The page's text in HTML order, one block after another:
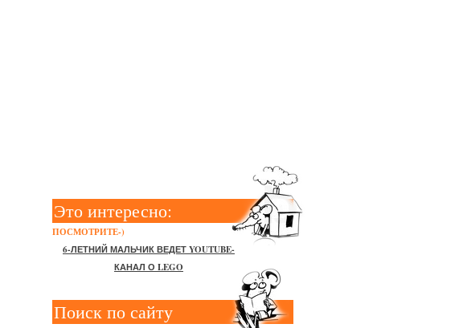
Это интересно:
ПОСМОТРИТЕ-)
6-ЛЕТНИЙ МАЛЬЧИК ВЕДЕТ YOUTUBE-
КАНАЛ О LEGO
Поиск по сайту